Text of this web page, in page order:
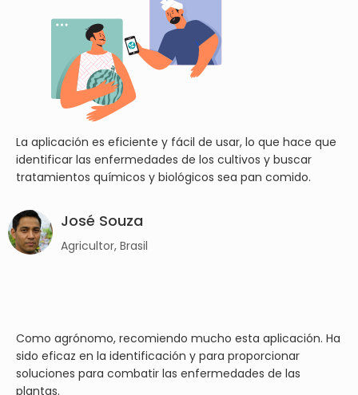
La aplicación es eficiente y fácil de usar, lo que hace que
identificar las enfermedades de los cultivos y buscar
tratamientos químicos y biológicos sea pan comido.
José Souza
Agricultor, Brasil
Como agrónomo, recomiendo mucho esta aplicación. Ha
sido eficaz en la identificación y para proporcionar
soluciones para combatir las enfermedades de las
plantas.